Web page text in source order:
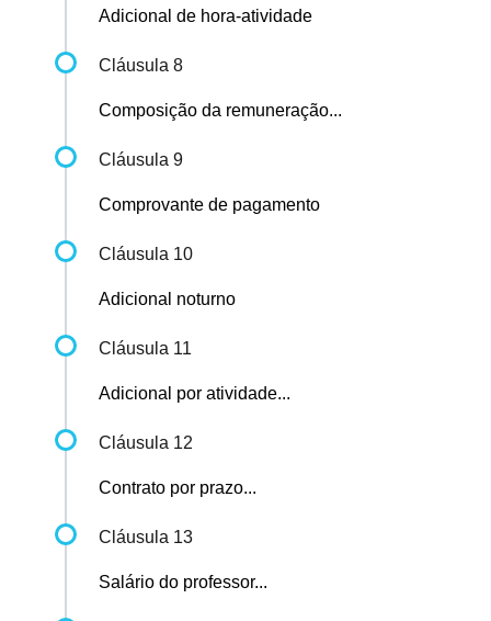
Adicional de hora-atividade
Cláusula 8
Composição da remuneração...
Cláusula 9
Comprovante de pagamento
Cláusula 10
Adicional noturno
Cláusula 11
Adicional por atividade...
Cláusula 12
Contrato por prazo...
Cláusula 13
Salário do professor...